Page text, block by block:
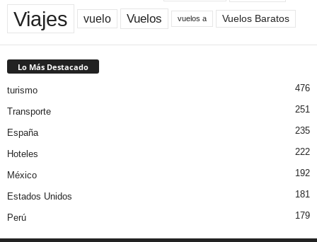
Viajes vuelo Vuelos vuelos a Vuelos Baratos
Lo Más Destacado
turismo 476
Transporte 251
España 235
Hoteles 222
México 192
Estados Unidos 181
Perú 179